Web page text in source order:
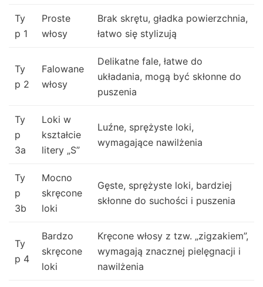
Ty
p 1
Proste
włosy
Brak skrętu, gładka powierzchnia,
łatwo się stylizują
Ty
p 2
Falowane
włosy
Delikatne fale, łatwe do
układania, mogą być skłonne do
puszenia
Ty
p
3a
Loki w
kształcie
litery „S”
Luźne, sprężyste loki,
wymagające nawilżenia
Ty
p
3b
Mocno
skręcone
loki
Gęste, sprężyste loki, bardziej
skłonne do suchości i puszenia
Ty
p 4
Bardzo
skręcone
loki
Kręcone włosy z tzw. „zigzakiem”,
wymagają znacznej pielęgnacji i
nawilżenia